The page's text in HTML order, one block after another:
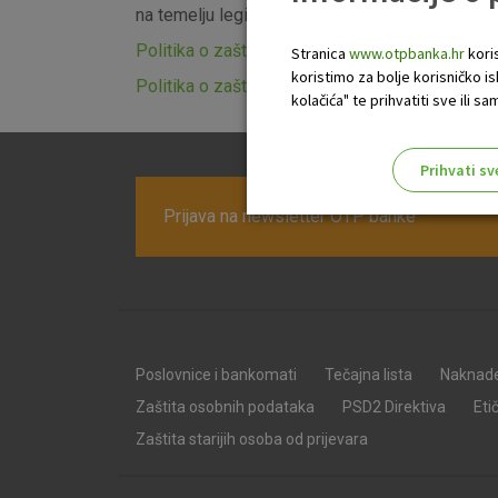
na temelju legitimnog interesa i II.8.
Politika o zaštiti podataka - Trenutno važeća
Politika o zaštiti podataka - Nova vezija
Prijava na newsletter OTP banke
Poslovnice i bankomati Tečajna lista
Zaštita osobnih podataka
PSD2 Direktiva
Zaštita starijih osoba od prijevara
Stranica www.otpbanka.hr
koristimo za bolje korisničko
kolačića" te prihvatiti sve ili
Prihvati